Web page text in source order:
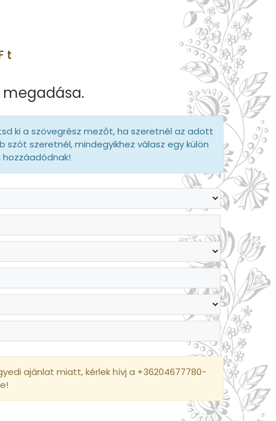
megadása.
ki a szövegrész mezőt, ha szeretnél az adott
szeretnél, mindegyikhez válasz egy külön
ajánlat miatt, kérlek hívj a +36204677780-